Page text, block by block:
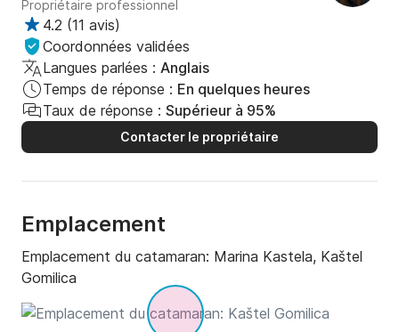
Propriétaire professionnel
4.2 (11 avis)
Coordonnées validées
Langues parlées : Anglais
Temps de réponse : En quelques heures
Taux de réponse : Supérieur à 95%
Contacter le propriétaire
Emplacement
Emplacement du catamaran: Marina Kastela, Kaštel
Gomilica